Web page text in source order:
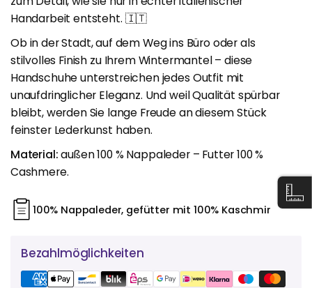
Handarbeit entsteht. 🇮🇹
Ob in der Stadt, auf dem Weg ins Büro oder als
stilvolles Finish zu Ihrem Wintermantel – diese
Handschuhe unterstreichen jedes Outfit mit
unaufdringlicher Eleganz. Und weil Qualität spürbar
bleibt, werden Sie lange Freude an diesem Stück
feinster Lederkunst haben.
Material:außen 100 % Nappaleder – Futter 100 %
Cashmere.
100% Nappaleder, gefütter mit 100% Kaschmir
Bezahlmöglichkeiten